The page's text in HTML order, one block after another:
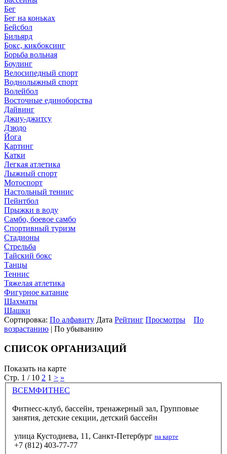
Бег
Бег на коньках
Бейсбол
Бильярд
Бокс, кикбоксинг
Борьба вольная
Боулинг
Велосипедный спорт
Воднолыжный спорт
Волейбол
Восточные единоборства
Дайвинг
Джиу-джитсу
Дзюдо
Йога
Картинг
Катки
Легкая атлетика
Лыжный спорт
Мотоспорт
Настольный теннис
Пейнтбол
Прыжки в воду
Самбо, боевое самбо
Спортивный туризм
Стадионы
Стрельба
Тайский бокс
Танцы
Теннис
Тяжелая атлетика
Фигурное катание
Шахматы
Шашки
Сортировка: По алфавиту Дата Рейтинг Просмотры
По
возрастанию | По убыванию
СПИСОК ОРГАНИЗАЦИЙ
Показать на карте
Стр. 1 / 10 2 1 > »
ВСЕМФИТНЕС
Фитнесс-клуб, бассейн, тренажерный зал, Групповые
занятия, детские секции, детский бассейн
улица Кустодиева, 11, Санкт-Петербург на карте
+7 (812) 403-77-77